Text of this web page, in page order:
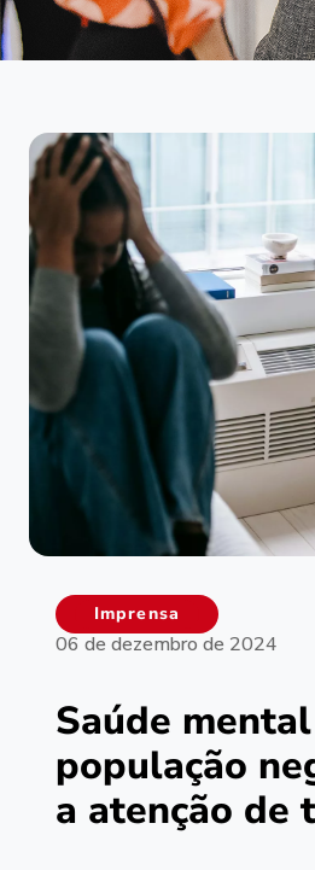
Imprensa
06 de dezembro de 2024
Saúde
população
a atenção de